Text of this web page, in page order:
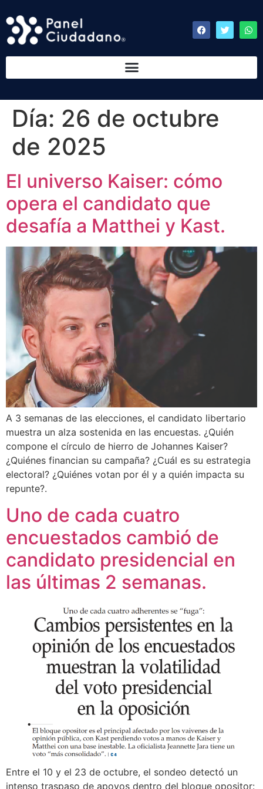
Día: 26 de octubre
de 2025
El universo Kaiser: cómo
opera el candidato que
desafía a Matthei y Kast.
A 3 semanas de las elecciones, el candidato libertario
muestra un alza sostenida en las encuestas. ¿Quién
compone el círculo de hierro de Johannes Kaiser?
¿Quiénes financian su campaña? ¿Cuál es su estrategia
electoral? ¿Quiénes votan por él y a quién impacta su
repunte?.
Uno de cada cuatro
encuestados cambió de
candidato presidencial en
las últimas 2 semanas.
Entre el 10 y el 23 de octubre, el sondeo detectó un
intenso traspaso de apoyos dentro del bloque opositor: